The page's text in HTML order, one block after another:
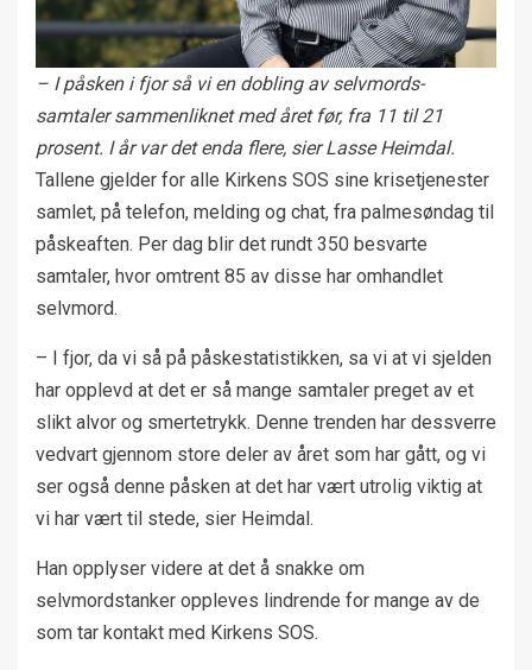
– I påsken i fjor så vi en dobling av selvmords-
samtaler sammenliknet med året før, fra 11 til 21
prosent. I år var det enda flere, sier Lasse Heimdal.
Tallene gjelder for alle Kirkens SOS sine krisetjenester
samlet, på telefon, melding og chat, fra palmesøndag til
påskeaften. Per dag blir det rundt 350 besvarte
samtaler, hvor omtrent 85 av disse har omhandlet
selvmord.
– I fjor, da vi så på påskestatistikken, sa vi at vi sjelden
har opplevd at det er så mange samtaler preget av et
slikt alvor og smertetrykk. Denne trenden har dessverre
vedvart gjennom store deler av året som har gått, og vi
ser også denne påsken at det har vært utrolig viktig at
vi har vært til stede, sier Heimdal.
Han opplyser videre at det å snakke om
selvmordstanker oppleves lindrende for mange av de
som tar kontakt med Kirkens SOS.